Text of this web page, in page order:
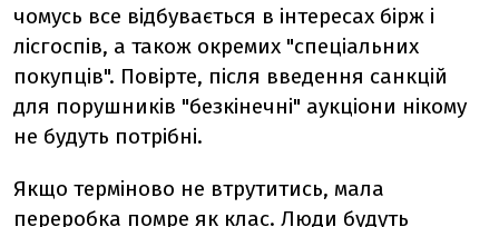
чомусь все відбувається в інтересах бірж і
лісгоспів, а також окремих "спеціальних
покупців". Повірте, після введення санкцій
для порушників "безкінечні" аукціони нікому
не будуть потрібні.
Якщо терміново не втрутитись, мала
переробка помре як клас. Люди будуть